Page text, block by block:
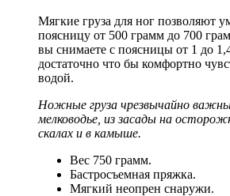
Мягкие груза для ног позволяют
поясницу от 500 грамм до 700
вы снимаете с поясницы от 1 до
достаточно что бы комфортно
водой.
Ножные груза чрезвычайно
мелководье, из засады на
скалах и в камыше.
Вес 750 грамм.
Бастросъемная пряжка.
Мягкий неопрен снаружи.